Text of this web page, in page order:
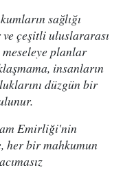
sağlığı
çeşitli uluslararası
planlar
insanların
düzgün bir
Emirliği'nin
her bir mahkumun